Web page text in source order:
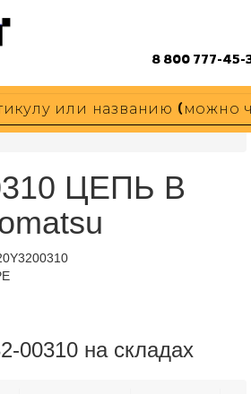
8 800 777-45-
ЦЕПЬ В
00310 на складах